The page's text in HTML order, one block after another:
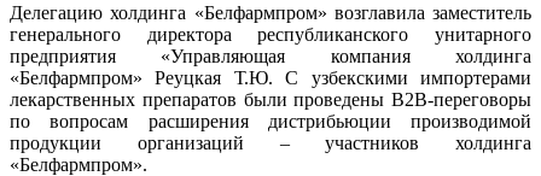
Делегацию холдинга «Белфармпром» возглавила заместитель
генерального директора республиканского унитарного
предприятия «Управляющая компания холдинга
«Белфармпром» Реуцкая Т.Ю. С узбекскими импортерами
лекарственных препаратов были проведены B2B-переговоры
по вопросам расширения дистрибьюции производимой
продукции организаций – участников холдинга
«Белфармпром».